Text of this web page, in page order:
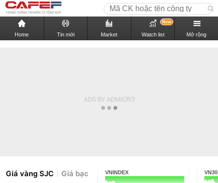
Home Tin mới Market Watch list
New
Mở rộng
Giá vàng SJC Giá bạc VNINDEX VN30